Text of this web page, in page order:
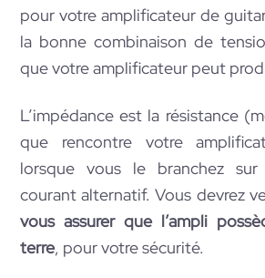
pour votre amplificateur de
la bonne combinaison de
que votre amplificateur peut
L’impédance est la résistance
que rencontre votre
lorsque vous le branchez
courant alternatif. Vous devrez
vous assurer que l’ampli
terre, pour votre sécurité.